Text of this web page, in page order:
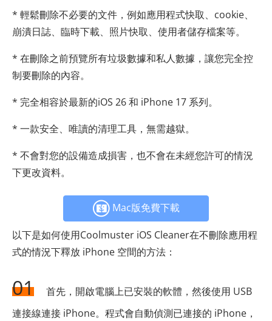
* 輕鬆刪除不必要的文件，例如應用程式快取、cookie、
崩潰日誌、臨時下載、照片快取、使用者儲存檔案等。
* 在刪除之前預覽所有垃圾數據和私人數據，讓您完全控
制要刪除的內容。
* 完全相容於最新的iOS 26 和 iPhone 17 系列。
* 一款安全、唯讀的清理工具，無需越獄。
* 不會對您的設備造成損害，也不會在未經您許可的情況
下更改資料。
Mac版免費下載
以下是如何使用Coolmuster iOS Cleaner在不刪除應用程
式的情況下釋放 iPhone 空間的方法：
01
首先，開啟電腦上已安裝的軟體，然後使用 USB
連接線連接 iPhone。程式會自動偵測已連接的 iPhone，